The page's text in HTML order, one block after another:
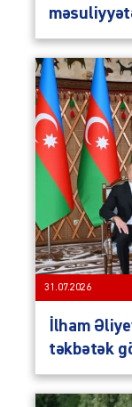
31.07.2026
İlham
təkbətək